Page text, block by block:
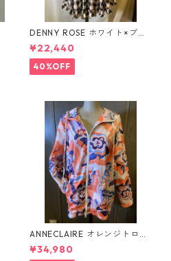
DENNY ROSE ホワイト×ブラ
ックチェック柄シフォンミニ
丈ワンピース
¥22,440
40%OFF
ANNECLAIRE オレンジトロピ
カルプリント柄ナイロンパー
カー イタリー製
¥34,980